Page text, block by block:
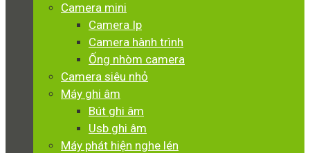
Camera mini
Camera Ip
Camera hành trình
Ống nhòm camera
Camera siêu nhỏ
Máy ghi âm
Bút ghi âm
Usb ghi âm
Máy phát hiện nghe lén